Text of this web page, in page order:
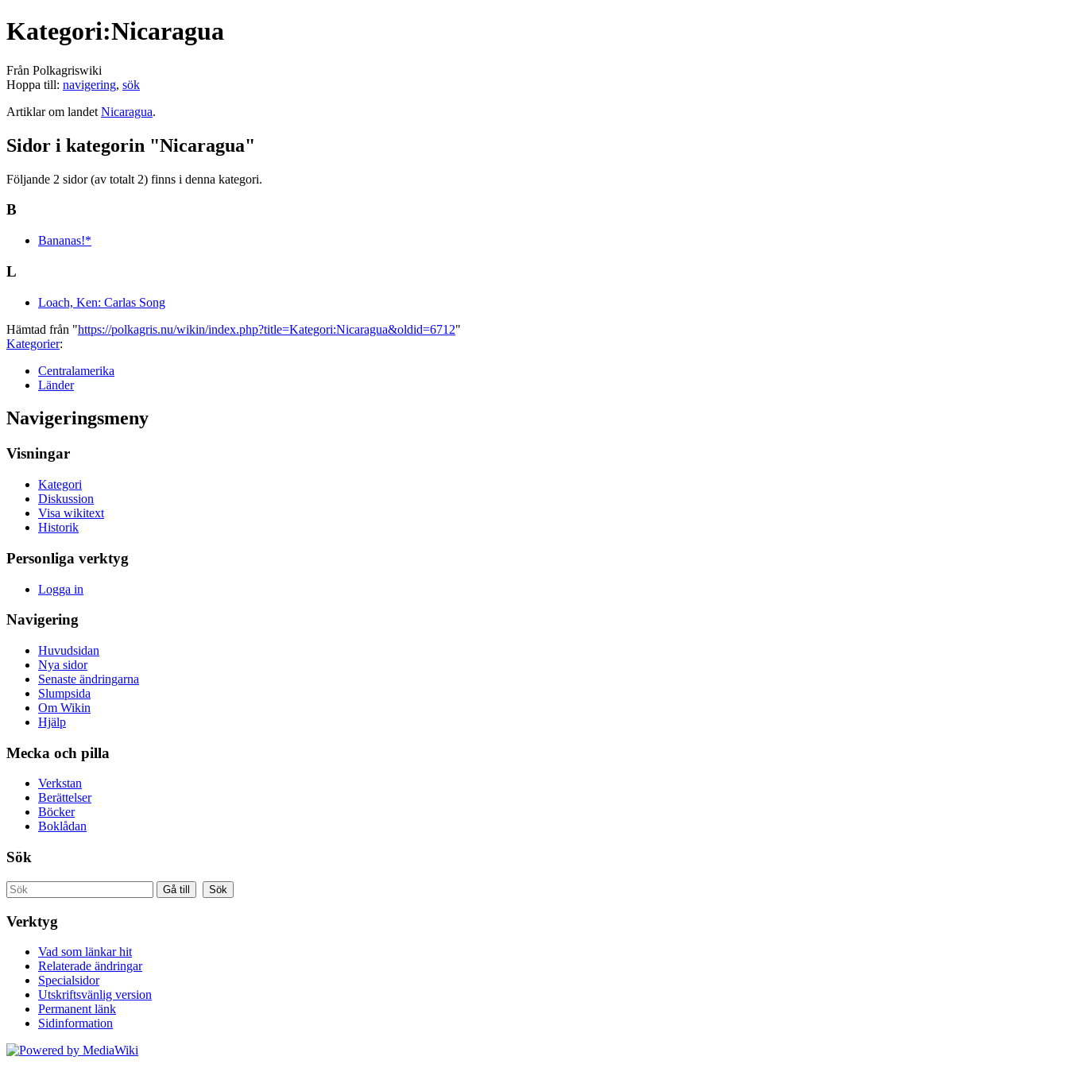
Kategori:Nicaragua
Från Polkagriswiki
Hoppa till: navigering, sök
Artiklar om landet Nicaragua.
Sidor i kategorin "Nicaragua"
Följande 2 sidor (av totalt 2) finns i denna kategori.
B
Bananas!*
L
Loach, Ken: Carlas Song
Hämtad från "https://polkagris.nu/wikin/index.php?title=Kategori:Nicaragua&oldid=6712"
Kategorier:
Centralamerika
Länder
Navigeringsmeny
Visningar
Kategori
Diskussion
Visa wikitext
Historik
Personliga verktyg
Logga in
Navigering
Huvudsidan
Nya sidor
Senaste ändringarna
Slumpsida
Om Wikin
Hjälp
Mecka och pilla
Verkstan
Berättelser
Böcker
Boklådan
Sök
Verktyg
Vad som länkar hit
Relaterade ändringar
Specialsidor
Utskriftsvänlig version
Permanent länk
Sidinformation